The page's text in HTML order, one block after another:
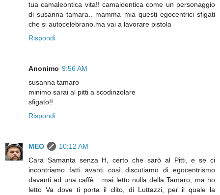
tua camaleontica vita!! camaloentica come un personaggio
di susanna tamara.. mamma mia questi egocentrici sfigati
che si autocelebrano.ma vai a lavorare pistola
Rispondi
Anonimo 9:56 AM
susanna tamaro
minimo sarai al pitti a scodinzolare
sfigato!!
Rispondi
MEO
10:12 AM
Cara Samanta senza H, certo che sarò al Pitti, e se ci
incontriamo fatti avanti così discutiamo di egocentrismo
davanti ad una caffè... mai letto nulla della Tamaro, ma ho
letto Va dove ti porta il clito, di Luttazzi, per il quale la